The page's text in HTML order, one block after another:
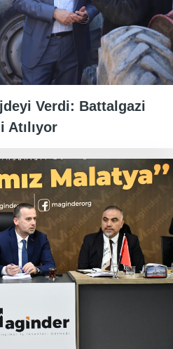
Verdi: Battalgazi
Atılıyor